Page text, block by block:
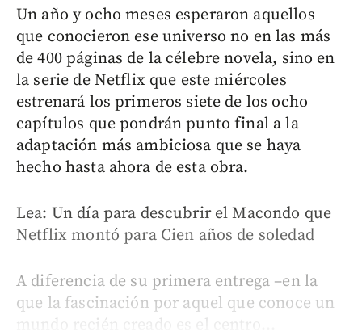
Un año y ocho meses esperaron aquellos
que conocieron ese universo no en las más
de 400 páginas de la célebre novela, sino en
la serie de Netflix que este miércoles
estrenará los primeros siete de los ocho
capítulos que pondrán punto final a la
adaptación más ambiciosa que se haya
hecho hasta ahora de esta obra.
Lea: Un día para descubrir el Macondo que
Netflix montó para Cien años de soledad
A diferencia de su primera entrega –en la
que la fascinación por aquel que conoce un
mundo recién creado es el centro...